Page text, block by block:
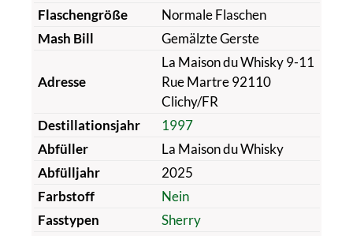
Flaschengröße
Normale Flaschen
Mash Bill
Gemälzte Gerste
Adresse
La Maison du Whisky 9-11
Rue Martre 92110
Clichy/FR
Destillationsjahr
1997
Abfüller
La Maison du Whisky
Abfülljahr
2025
Farbstoff
Nein
Fasstypen
Sherry